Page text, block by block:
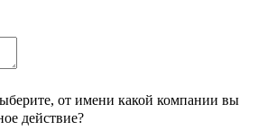
от имени какой компании вы
действие?